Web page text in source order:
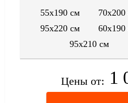
55x190 см
70x200
95x220 см
60x190
95x210 см
Цены от: 1